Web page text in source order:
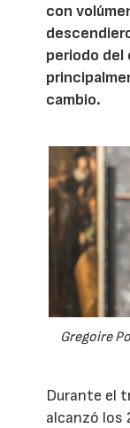
con
periodo del
cambio.
Gregoire
Durante el
alcanzó los